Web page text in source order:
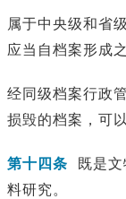
属于中央级和省
应当自档案形成
经同级档案行政
损毁的档案，可
第十四条 既是文
料研究。